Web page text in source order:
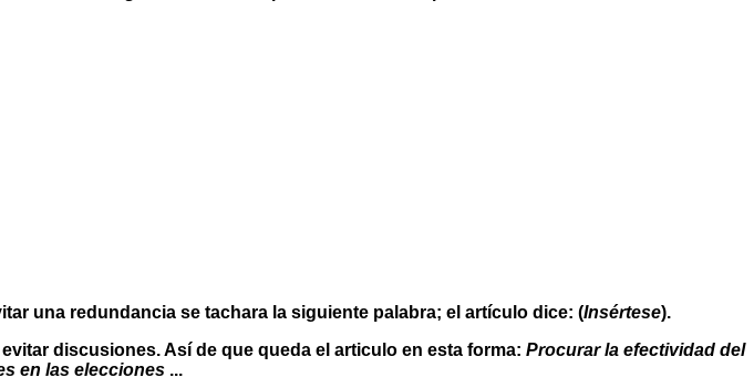
una redundancia se tachara la siguiente palabra; el artículo dice: (Insértese).
evitar discusiones. Así de que queda el articulo en esta forma: Procurar la efectividad del
en las elecciones ...